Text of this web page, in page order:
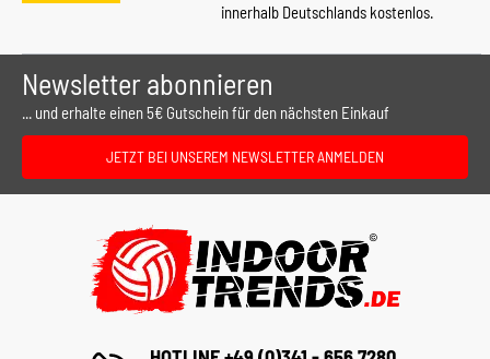
innerhalb Deutschlands kostenlos.
Newsletter abonnieren
... und erhalte einen 5€ Gutschein für den nächsten Einkauf
JETZT BEI UNSEREM NEWSLETTER ANMELDEN